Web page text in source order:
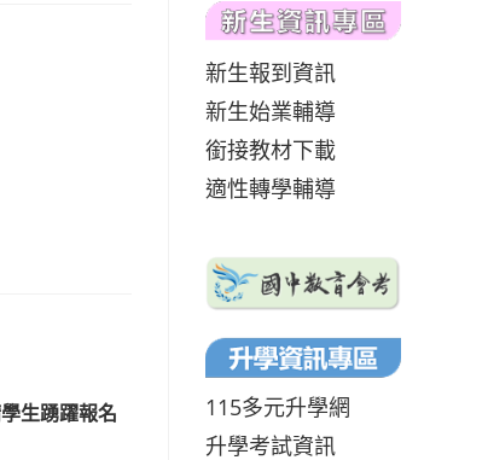
生踴躍報名
新生報到資訊
新生始業輔導
銜接教材下載
適性轉學輔導
115多元升學網
升學考試資訊